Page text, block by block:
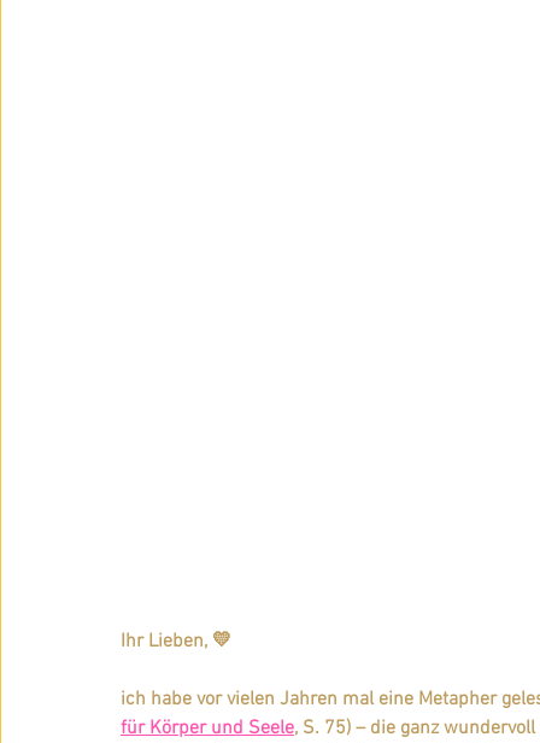
Ihr Lieben, 💛
ich habe vor vielen Jahren mal eine Metapher
für Körper und Seele, S. 75) – die ganz